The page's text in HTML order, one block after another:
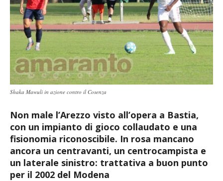
Shaka Mawuli in azione contro il Cosenza
Non male l’Arezzo visto all’opera a Bastia,
con un impianto di gioco collaudato e una
fisionomia riconoscibile. In rosa mancano
ancora un centravanti, un centrocampista e
un laterale sinistro: trattativa a buon punto
per il 2002 del Modena